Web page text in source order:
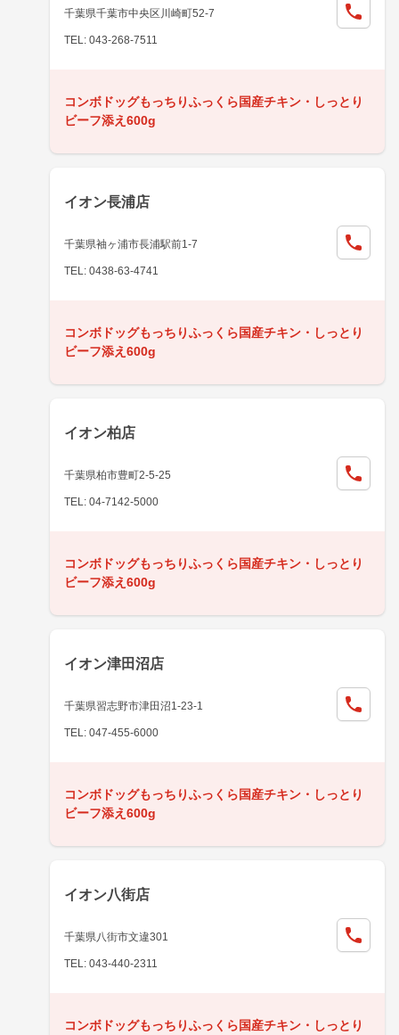
千葉県千葉市中央区川崎町52-7
TEL: 043-268-7511
コンボドッグもっちりふっくら国産チキン・しっとり
ビーフ添え600g
イオン長浦店
千葉県袖ヶ浦市長浦駅前1-7
TEL: 0438-63-4741
コンボドッグもっちりふっくら国産チキン・しっとり
ビーフ添え600g
イオン柏店
千葉県柏市豊町2-5-25
TEL: 04-7142-5000
コンボドッグもっちりふっくら国産チキン・しっとり
ビーフ添え600g
イオン津田沼店
千葉県習志野市津田沼1-23-1
TEL: 047-455-6000
コンボドッグもっちりふっくら国産チキン・しっとり
ビーフ添え600g
イオン八街店
千葉県八街市文違301
TEL: 043-440-2311
コンボドッグもっちりふっくら国産チキン・しっとり